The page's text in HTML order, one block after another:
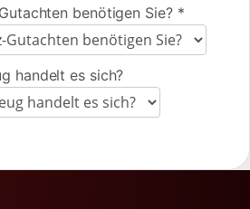
benötigen Sie? *
handelt es sich?